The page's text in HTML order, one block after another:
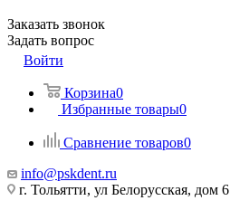
Заказать звонок
Задать вопрос
Войти
Корзина0
Избранные товары0
Сравнение товаров0
info@pskdent.ru
г. Тольятти, ул Белорусская, дом 6